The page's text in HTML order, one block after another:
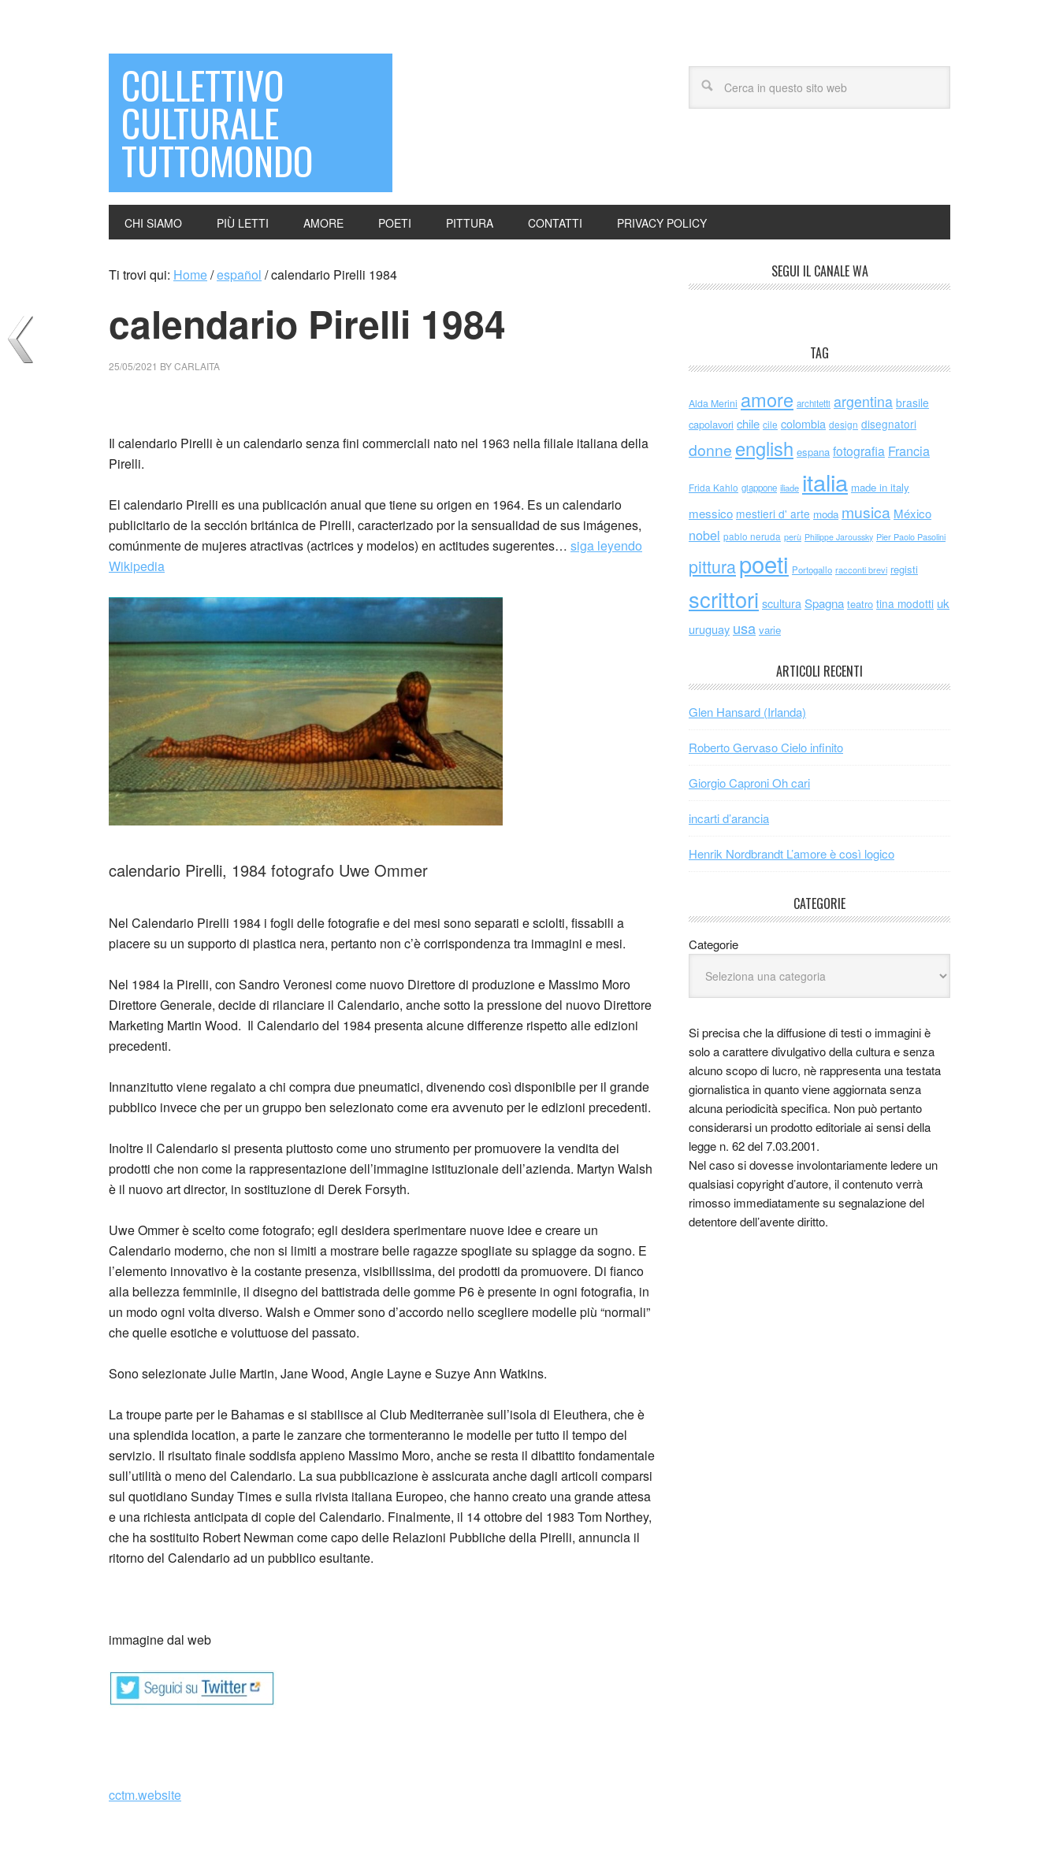
COLLETTIVO
CULTURALE
TUTTOMONDO
CHI SIAMO PIÙ LETTI AMORE POETI PITTURA CONTATTI PRIVACY POLICY
Ti trovi qui: Home/español /calendario Pirelli 1984
calendario Pirelli 1984
25/05/2021 BYCARLAITA
Il calendario Pirelli è un calendario senza fini commerciali nato nel 1963 nella filiale italiana della
Pirelli.
El calendario Pirelli es una publicación anual que tiene su origen en 1964. Es un calendario
publicitario de la sección británica de Pirelli, caracterizado por la sensualidad de sus imágenes,
comúnmente de mujeres atractivas (actrices y modelos) en actitudes sugerentes… siga leyendo
Wikipedia
calendario Pirelli, 1984 fotografo Uwe Ommer
Nel Calendario Pirelli 1984 i fogli delle fotografie e dei mesi sono separati e sciolti, fissabili a
piacere su un supporto di plastica nera, pertanto non c’è corrispondenza tra immagini e mesi.
Nel 1984 la Pirelli, con Sandro Veronesi come nuovo Direttore di produzione e Massimo Moro
Direttore Generale, decide di rilanciare il Calendario, anche sotto la pressione del nuovo Direttore
Marketing Martin Wood. Il Calendario del 1984 presenta alcune differenze rispetto alle edizioni
precedenti.
Innanzitutto viene regalato a chi compra due pneumatici, divenendo così disponibile per il grande
pubblico invece che per un gruppo ben selezionato come era avvenuto per le edizioni precedenti.
Inoltre il Calendario si presenta piuttosto come uno strumento per promuovere la vendita dei
prodotti che non come la rappresentazione dell’immagine istituzionale dell’azienda. Martyn Walsh
è il nuovo art director, in sostituzione di Derek Forsyth.
Uwe Ommer è scelto come fotografo; egli desidera sperimentare nuove idee e creare un
Calendario moderno, che non si limiti a mostrare belle ragazze spogliate su spiagge da sogno. E
l’elemento innovativo è la costante presenza, visibilissima, dei prodotti da promuovere. Di fianco
alla bellezza femminile, il disegno del battistrada delle gomme P6 è presente in ogni fotografia, in
un modo ogni volta diverso. Walsh e Ommer sono d’accordo nello scegliere modelle più “normali”
che quelle esotiche e voluttuose del passato.
Sono selezionate Julie Martin, Jane Wood, Angie Layne e Suzye Ann Watkins.
La troupe parte per le Bahamas e si stabilisce al Club Mediterranèe sull’isola di Eleuthera, che è
una splendida location, a parte le zanzare che tormenteranno le modelle per tutto il tempo del
servizio. Il risultato finale soddisfa appieno Massimo Moro, anche se resta il dibattito fondamentale
sull’utilità o meno del Calendario. La sua pubblicazione è assicurata anche dagli articoli comparsi
sul quotidiano Sunday Times e sulla rivista italiana Europeo, che hanno creato una grande attesa
e una richiesta anticipata di copie del Calendario. Finalmente, il 14 ottobre del 1983 Tom Northey,
che ha sostituito Robert Newman come capo delle Relazioni Pubbliche della Pirelli, annuncia il
ritorno del Calendario ad un pubblico esultante.
immagine dal web
cctm.website
SEGUI IL CANALE WA
TAG
Alda Merini amore architetti argentina brasile
capolavori chile cile colombia design disegnatori
donne english espana fotografia Francia
Frida Kahlo giappone iliade italia made in italy
messico mestieri d' arte moda musica México
nobel pablo neruda perù Philippe Jaroussky Pier Paolo Pasolini
pitturapoeti Portogallo racconti brevi registi
scrittori scultura Spagna teatro tina modotti uk
uruguay usa varie
ARTICOLI RECENTI
Glen Hansard (Irlanda)
Roberto Gervaso Cielo infinito
Giorgio Caproni Oh cari
incarti d’arancia
Henrik Nordbrandt L’amore è così logico
CATEGORIE
Categorie
Si precisa che la diffusione di testi o immagini è
solo a carattere divulgativo della cultura e senza
alcuno scopo di lucro, nè rappresenta una testata
giornalistica in quanto viene aggiornata senza
alcuna periodicità specifica. Non può pertanto
considerarsi un prodotto editoriale ai sensi della
legge n. 62 del 7.03.2001.
Nel caso si dovesse involontariamente ledere un
qualsiasi copyright d’autore, il contenuto verrà
rimosso immediatamente su segnalazione del
detentore dell’avente diritto.